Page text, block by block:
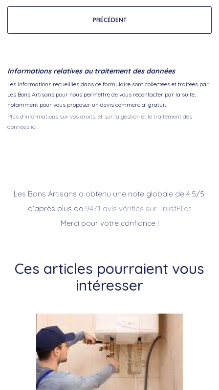
PRÉCÉDENT
Informations relatives au traitement des données
Les informations recueillies dans ce formulaire sont collectées et traitées par
Les Bons Artisans pour nous permettre de vous recontacter par la suite,
notamment pour vous proposer un devis commercial gratuit.
Plus d'informations sur vos droits, et sur la gestion et le traitement des
données ici.
Les Bons Artisans a obtenu une note globale de 4.5/5,
d’après plus de 9471 avis vérifiés sur TrustPilot
Merci pour votre confiance !
Ces articles pourraient vous
intéresser